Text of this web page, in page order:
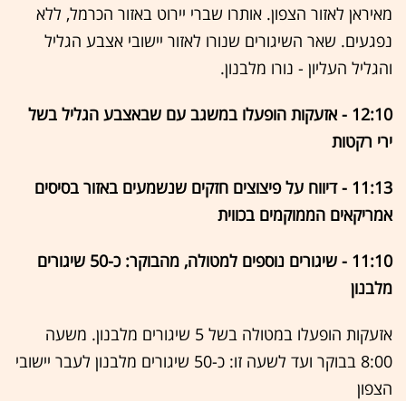
מאיראן לאזור הצפון. אותרו שברי יירוט באזור הכרמל, ללא
נפגעים. שאר השיגורים שנורו לאזור יישובי אצבע הגליל
והגליל העליון - נורו מלבנון.
12:10 - אזעקות הופעלו במשגב עם שבאצבע הגליל בשל
ירי רקטות
11:13 - דיווח על פיצוצים חזקים שנשמעים באזור בסיסים
אמריקאים הממוקמים בכווית
11:10 - שיגורים נוספים למטולה, מהבוקר: כ-50 שיגורים
מלבנון
אזעקות הופעלו במטולה בשל 5 שיגורים מלבנון. משעה
8:00 בבוקר ועד לשעה זו: כ-50 שיגורים מלבנון לעבר יישובי
הצפון